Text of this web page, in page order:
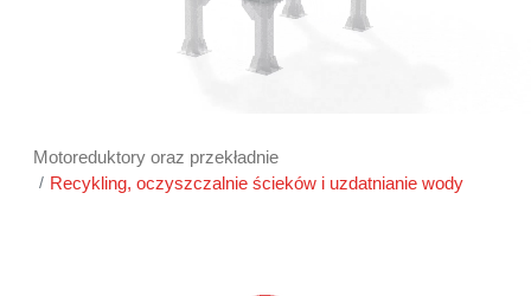
Motoreduktory oraz przekładnie
Recykling, oczyszczalnie ścieków i uzdatnianie wody